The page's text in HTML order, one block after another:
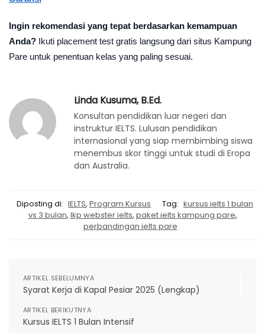
Ingin rekomendasi yang tepat berdasarkan kemampuan
Anda? Ikuti placement test gratis langsung dari situs Kampung
Pare untuk penentuan kelas yang paling sesuai.
Linda Kusuma, B.Ed.
Konsultan pendidikan luar negeri dan
instruktur IELTS. Lulusan pendidikan
internasional yang siap membimbing siswa
menembus skor tinggi untuk studi di Eropa
dan Australia.
Diposting di: IELTS, Program Kursus Tag: kursus ielts 1 bulan
vs 3 bulan, lkp webster ielts, paket ielts kampung pare,
perbandingan ielts pare
ARTIKEL SEBELUMNYA
Syarat Kerja di Kapal Pesiar 2025 (Lengkap)
ARTIKEL BERIKUTNYA
Kursus IELTS 1 Bulan Intensif